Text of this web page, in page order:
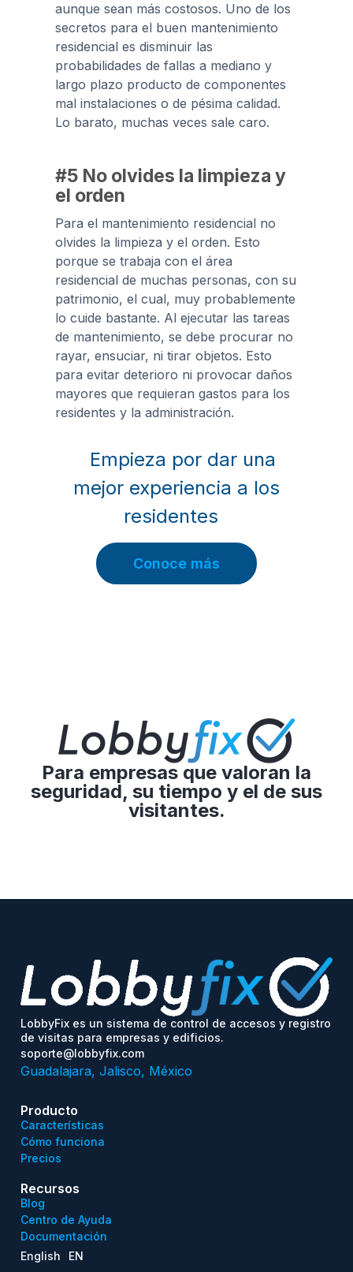
aunque sean más costosos. Uno de los
secretos para el buen mantenimiento
residencial es disminuir las
probabilidades de fallas a mediano y
largo plazo producto de componentes
mal instalaciones o de pésima calidad.
Lo barato, muchas veces sale caro.
#5 No olvides la limpieza y
el orden
Para el mantenimiento residencial no
olvides la limpieza y el orden. Esto
porque se trabaja con el área
residencial de muchas personas, con su
patrimonio, el cual, muy probablemente
lo cuide bastante. Al ejecutar las tareas
de mantenimiento, se debe procurar no
rayar, ensuciar, ni tirar objetos. Esto
para evitar deterioro ni provocar daños
mayores que requieran gastos para los
residentes y la administración.
Empieza por dar una
mejor experiencia a los
residentes
Conoce más
Para empresas que valoran la
seguridad, su tiempo y el de sus
visitantes.
LobbyFix es un sistema de control de accesos y registro
de visitas para empresas y edificios.
soporte@lobbyfix.com
Guadalajara, Jalisco, México
Producto
Características
Cómo funciona
Precios
Recursos
Blog
Centro de Ayuda
Documentación
English
EN